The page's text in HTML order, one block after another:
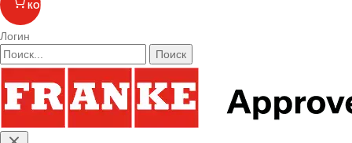
КОРЗИНА
Логин
Поиск